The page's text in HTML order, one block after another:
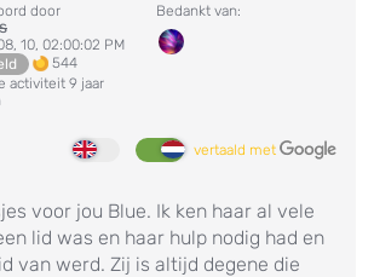
door
10, 02:00:02 PM
544
activiteit 9 jaar
Bedankt van:
vertaald met
voor jou Blue. Ik ken haar al vele
lid was en haar hulp nodig had en
van werd. Zij is altijd degene die